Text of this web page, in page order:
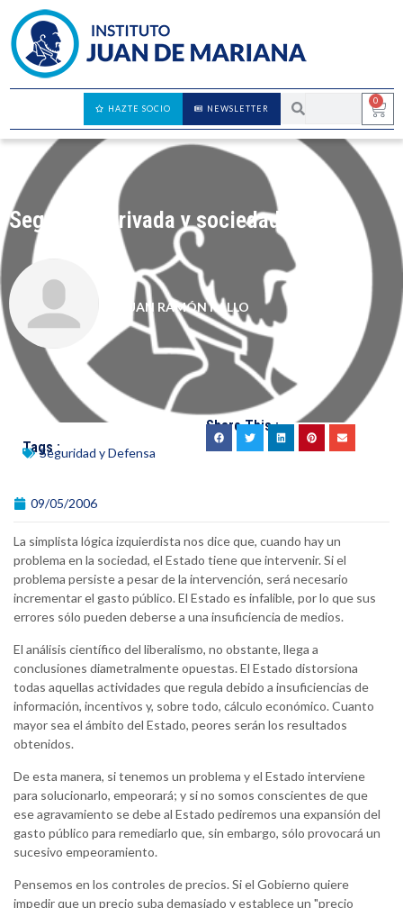
0
NEWSLETTER
HAZTE SOCIO
Seguridad privada y sociedad civil
JUAN RAMÓN RALLO
Tags :Seguridad y Defensa
Share This :
09/05/2006
La simplista lógica izquierdista nos dice que, cuando hay un
problema en la sociedad, el Estado tiene que intervenir. Si el
problema persiste a pesar de la intervención, será necesario
incrementar el gasto público. El Estado es infalible, por lo que sus
errores sólo pueden deberse a una insuficiencia de medios.
El análisis científico del liberalismo, no obstante, llega a
conclusiones diametralmente opuestas. El Estado distorsiona
todas aquellas actividades que regula debido a insuficiencias de
información, incentivos y, sobre todo, cálculo económico. Cuanto
mayor sea el ámbito del Estado, peores serán los resultados
obtenidos.
De esta manera, si tenemos un problema y el Estado interviene
para solucionarlo, empeorará; y si no somos conscientes de que
ese agravamiento se debe al Estado pediremos una expansión del
gasto público para remediarlo que, sin embargo, sólo provocará un
sucesivo empeoramiento.
Pensemos en los controles de precios. Si el Gobierno quiere
impedir que un precio suba demasiado y establece un "precio